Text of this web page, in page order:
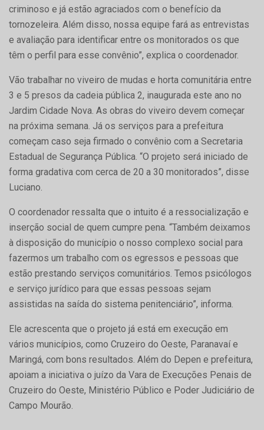
criminoso e já estão agraciados com o benefício da
tornozeleira. Além disso, nossa equipe fará as entrevistas
e avaliação para identificar entre os monitorados os que
têm o perfil para esse convênio”, explica o coordenador.
Vão trabalhar no viveiro de mudas e horta comunitária entre
3 e 5 presos da cadeia pública 2, inaugurada este ano no
Jardim Cidade Nova. As obras do viveiro devem começar
na próxima semana. Já os serviços para a prefeitura
começam caso seja firmado o convênio com a Secretaria
Estadual de Segurança Pública. “O projeto será iniciado de
forma gradativa com cerca de 20 a 30 monitorados”, disse
Luciano.
O coordenador ressalta que o intuito é a ressocialização e
inserção social de quem cumpre pena. “Também deixamos
à disposição do município o nosso complexo social para
fazermos um trabalho com os egressos e pessoas que
estão prestando serviços comunitários. Temos psicólogos
e serviço jurídico para que essas pessoas sejam
assistidas na saída do sistema penitenciário”, informa.
Ele acrescenta que o projeto já está em execução em
vários municípios, como Cruzeiro do Oeste, Paranavaí e
Maringá, com bons resultados. Além do Depen e prefeitura,
apoiam a iniciativa o juízo da Vara de Execuções Penais de
Cruzeiro do Oeste, Ministério Público e Poder Judiciário de
Campo Mourão.